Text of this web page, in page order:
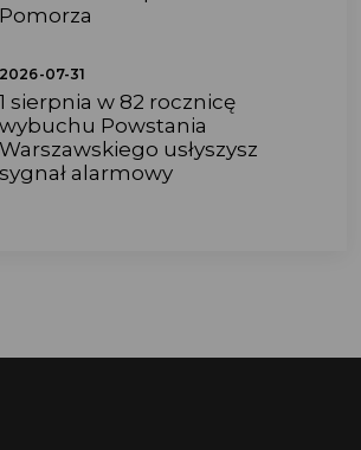
Pomorza
2026-07-31
1 sierpnia w 82 rocznicę
wybuchu Powstania
Warszawskiego usłyszysz
sygnał alarmowy